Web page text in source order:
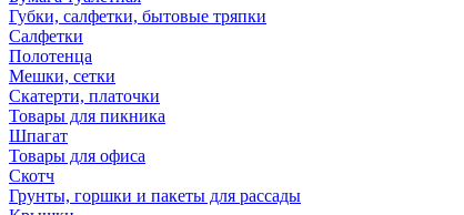
Губки, салфетки, бытовые тряпки
Салфетки
Полотенца
Мешки, сетки
Скатерти, платочки
Товары для пикника
Шпагат
Товары для офиса
Скотч
Грунты, горшки и пакеты для рассады